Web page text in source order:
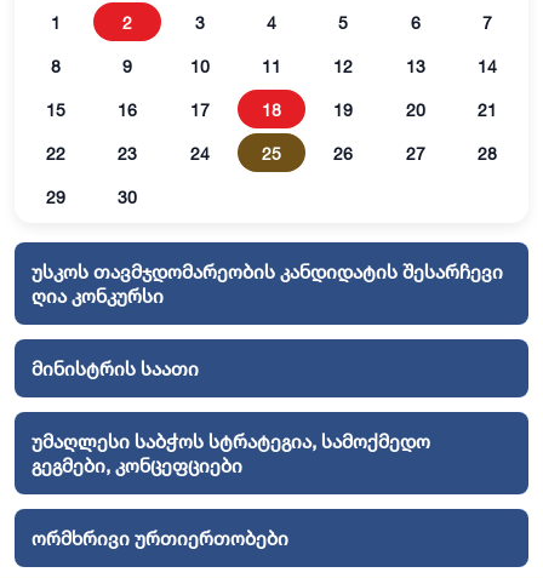
1 2 3 4 5 6 7
8 9 10 11 12 13 14
15 16 17 18 19 20 21
22 23 24 25 26 27 28
29 30
უსკოს თავმჯდომარეობის კანდიდატის შესარჩევი
ღია კონკურსი
მინისტრის საათი
უმაღლესი საბჭოს სტრატეგია, სამოქმედო
გეგმები, კონცეფციები
ორმხრივი ურთიერთობები